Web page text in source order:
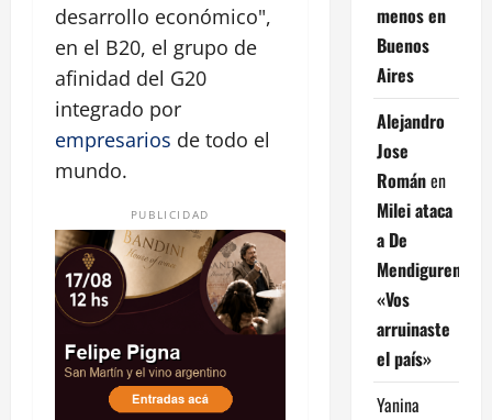
desarrollo económico",
en el B20, el grupo de
afinidad del G20
integrado por
empresarios de todo el
mundo.
PUBLICIDAD
menos en
Buenos
Aires
Alejandro
Jose
Románen
Milei ataca
a De
Mendiguren:
«Vos
arruinaste
el país»
Yanina